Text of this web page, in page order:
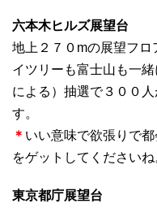
六本木ヒルズ展望台
地上２７０mの展望フ
イツリーも富士山も一
による）抽選で３００
す。
＊ いい意味で欲張りで
をゲットしてくださいね
東京都庁展望台